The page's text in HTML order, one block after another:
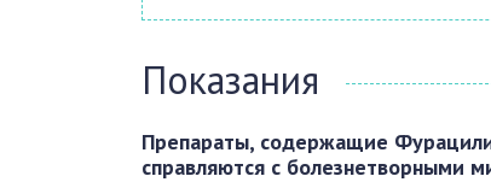
Показания
Препараты, содержащие
справляются с болезнетворными